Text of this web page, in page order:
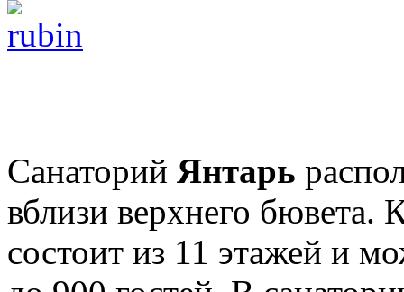
Санаторий Янтарь
вблизи верхнего бювета.
состоит из 11 этажей и